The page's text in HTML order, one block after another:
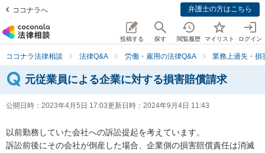
ココナラへ 弁護士の方はこちら
投稿する 探す 閲覧履歴 マイリスト ログイン
ココナラ法律相談 法律Q&A 労働・雇用の法律Q&A 業務上過失・損
元従業員による企業に対する損害賠償請求
公開日時： 2023年4月5日 17:03更新日時： 2024年9月4日 11:43
以前勤務していた会社への訴訟提起を考えています。
訴訟前後にその会社が倒産した場合、企業側の損害賠償責任は消滅